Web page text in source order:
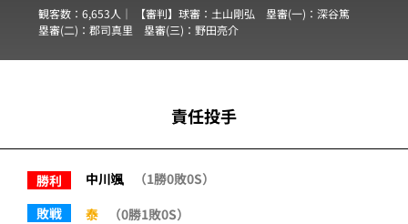
観客数：6,653人｜ 【審判】球審： 土山剛弘 塁審(一)： 深谷篤
塁審(二)： 郡司真里 塁審(三)： 野田亮介
責任投手
勝利 中川颯
（1勝0敗0S）
敗戦
泰 （0勝1敗0S）